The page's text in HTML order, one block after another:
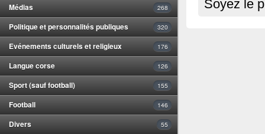
Médias 268
Politique et personnalités publiques 320
Evénements culturels et religieux 176
Langue corse 126
Sport (sauf football) 155
Football 146
Divers 55
Soyez le